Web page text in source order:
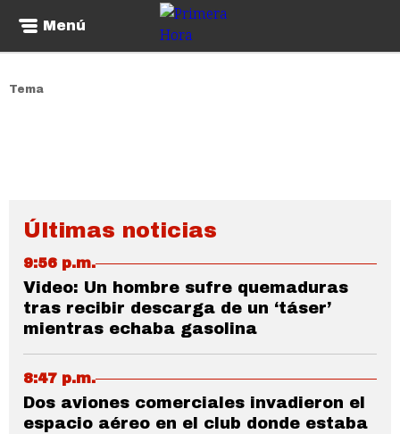
Menú
Tema
Últimas noticias
9:56 p.m.
Video: Un hombre sufre quemaduras
tras recibir descarga de un ‘táser’
mientras echaba gasolina
8:47 p.m.
Dos aviones comerciales invadieron el
espacio aéreo en el club donde estaba